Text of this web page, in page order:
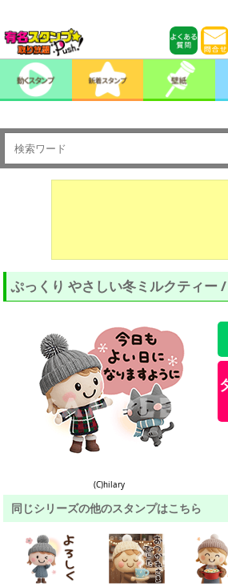
ぷっくり やさしい冬ミルクティー
(C)hilary
同じシリーズの他のスタンプはこちら